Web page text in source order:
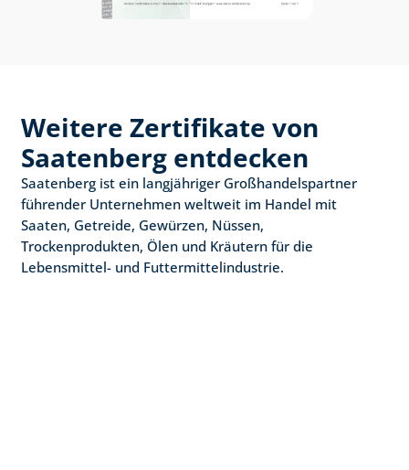
Weitere Zertifikate von
Saatenberg entdecken
Saatenberg ist ein langjähriger Großhandelspartner
führender Unternehmen weltweit im Handel mit
Saaten, Getreide, Gewürzen, Nüssen,
Trockenprodukten, Ölen und Kräutern für die
Lebensmittel- und Futtermittelindustrie.